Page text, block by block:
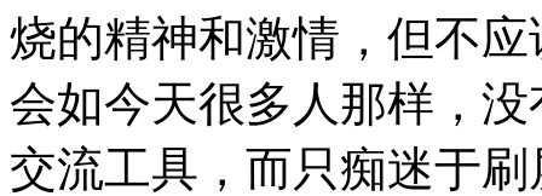
烧的精神和激情，但不
会如今天很多人那样，
交流工具，而只痴迷于刷